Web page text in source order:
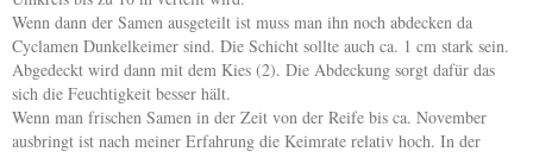
Wenn dann der Samen ausgeteilt ist muss man ihn noch abdecken da
Cyclamen Dunkelkeimer sind. Die Schicht sollte auch ca. 1 cm stark sein.
Abgedeckt wird dann mit dem Kies (2). Die Abdeckung sorgt dafür das
sich die Feuchtigkeit besser hält.
Wenn man frischen Samen in der Zeit von der Reife bis ca. November
ausbringt ist nach meiner Erfahrung die Keimrate relativ hoch. In der